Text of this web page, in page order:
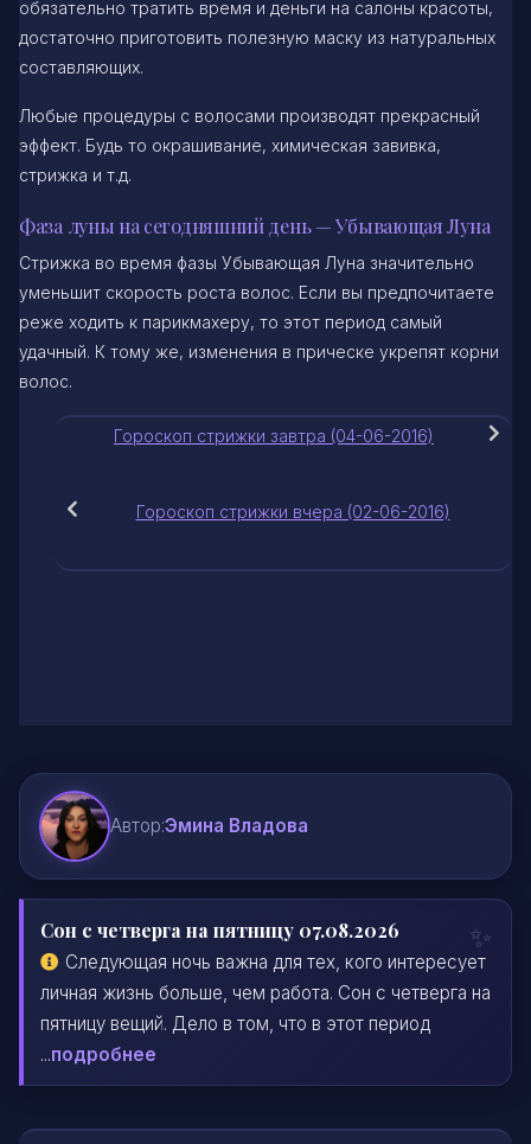
обязательно тратить время и деньги на салоны красоты,
достаточно приготовить полезную маску из натуральных
составляющих.
Любые процедуры с волосами производят прекрасный
эффект. Будь то окрашивание, химическая завивка,
стрижка и т.д.
Фаза луны на сегодняшний день — Убывающая Луна
Стрижка во время фазы Убывающая Луна значительно
уменьшит скорость роста волос. Если вы предпочитаете
реже ходить к парикмахеру, то этот период самый
удачный. К тому же, изменения в прическе укрепят корни
волос.
Гороскоп стрижки завтра (04-06-2016)
Гороскоп стрижки вчера (02-06-2016)
Автор:Эмина Владова
Сон с четверга на пятницу 07.08.2026
Следующая ночь важна для тех, кого интересует
личная жизнь больше, чем работа. Сон с четверга на
пятницу вещий. Дело в том, что в этот период
...подробнее